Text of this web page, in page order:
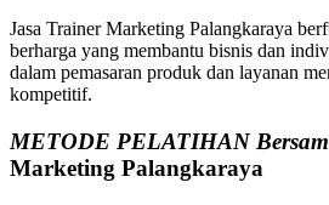
Jasa Trainer Marketing Palangkaraya
berharga yang membantu bisnis dan
dalam pemasaran produk dan layanan
kompetitif.
METODE PELATIHAN
Marketing Palangkaraya